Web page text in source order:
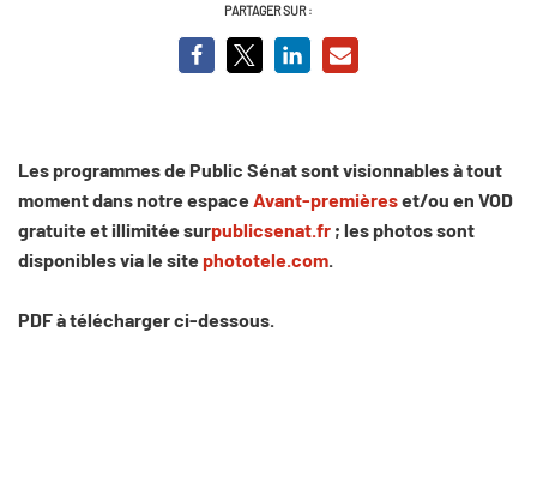
PARTAGER SUR :
Les programmes de Public Sénat sont visionnables à tout
moment dans notre espace Avant-premièreset/ou en VOD
gratuite et illimitée surpublicsenat.fr ; les photos sont
disponibles via le site phototele.com
PDF à télécharger ci-dessous.